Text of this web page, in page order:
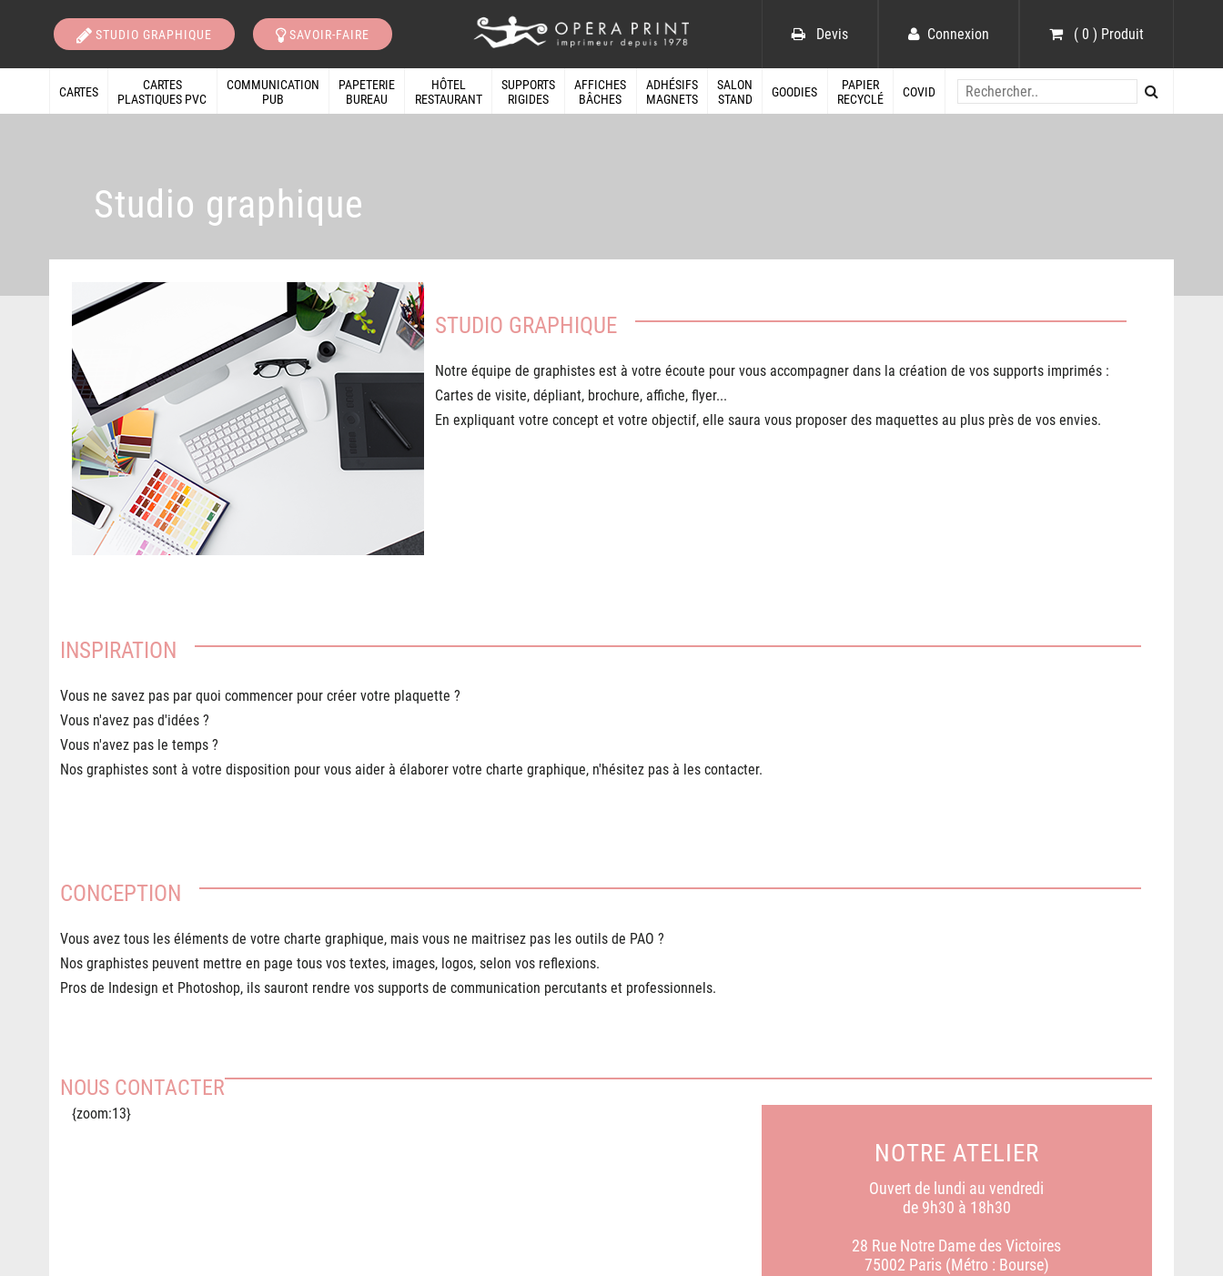
STUDIO GRAPHIQUE SAVOIR-FAIRE Devis Connexion ( 0 ) Produit
CARTES
CARTES
PLASTIQUES PVC
COMMUNICATION
PUB
PAPETERIE
BUREAU
HÔTEL
RESTAURANT
SUPPORTS
RIGIDES
AFFICHES
BÂCHES
ADHÉSIFS
MAGNETS
SALON
STAND
GOODIES
PAPIER
RECYCLÉ
COVID
Studio graphique
STUDIO GRAPHIQUE
Notre équipe de graphistes est à votre écoute pour vous accompagner dans la création de vos supports imprimés :
Cartes de visite, dépliant, brochure, affiche, flyer...
En expliquant votre concept et votre objectif, elle saura vous proposer des maquettes au plus près de vos envies.
INSPIRATION
Vous ne savez pas par quoi commencer pour créer votre plaquette ?
Vous n'avez pas d'idées ?
Vous n'avez pas le temps ?
Nos graphistes sont à votre disposition pour vous aider à élaborer votre charte graphique, n'hésitez pas à les contacter.
CONCEPTION
Vous avez tous les éléments de votre charte graphique, mais vous ne maitrisez pas les outils de PAO ?
Nos graphistes peuvent mettre en page tous vos textes, images, logos, selon vos reflexions.
Pros de Indesign et Photoshop, ils sauront rendre vos supports de communication percutants et professionnels.
NOUS CONTACTER
{zoom:13}
NOTRE ATELIER
Ouvert de lundi au vendredi
de 9h30 à 18h30
28 Rue Notre Dame des Victoires
75002 Paris (Métro : Bourse)